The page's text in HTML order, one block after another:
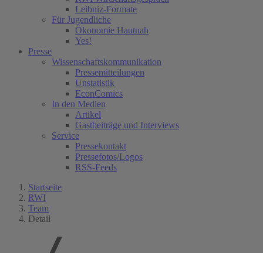
Leibniz-Formate
Für Jugendliche
Ökonomie Hautnah
Yes!
Presse
Wissenschaftskommunikation
Pressemitteilungen
Unstatistik
EconComics
In den Medien
Artikel
Gastbeiträge und Interviews
Service
Pressekontakt
Pressefotos/Logos
RSS-Feeds
Startseite
RWI
Team
Detail